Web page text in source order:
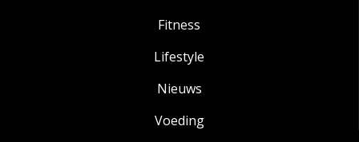
Fitness
Lifestyle
Nieuws
Voeding